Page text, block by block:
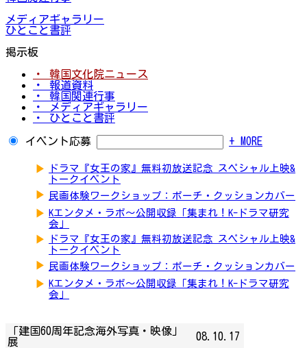
メディアギャラリー
ひとこと書評
掲示板
・ 韓国文化院ニュース
・ 報道資料
・ 韓国関連行事
・ メディアギャラリー
・ ひとこと書評
イベント応募 + MORE
▶
ドラマ『女王の家』無料初放送記念 スペシャル上映&
トークイベント
▶ 民画体験ワークショップ：ポーチ・クッションカバー
▶ Kエンタメ・ラボ～公開収録「集まれ！K-ドラマ研究
会」
▶
ドラマ『女王の家』無料初放送記念 スペシャル上映&
トークイベント
▶ 民画体験ワークショップ：ポーチ・クッションカバー
▶ Kエンタメ・ラボ～公開収録「集まれ！K-ドラマ研究
会」
「建国60周年記念海外写真・映像」
展
08.10.17